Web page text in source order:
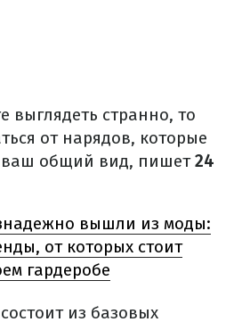
выглядеть странно, то
от нарядов, которые
ваш общий вид, пишет24
вышли из моды:
от которых стоит
гардеробе
из базовых